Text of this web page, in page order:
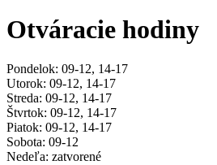
Otváracie hodiny
Pondelok: 09-12, 14-17
Utorok: 09-12, 14-17
Streda: 09-12, 14-17
Štvrtok: 09-12, 14-17
Piatok: 09-12, 14-17
Sobota: 09-12
Nedeľa: zatvorené